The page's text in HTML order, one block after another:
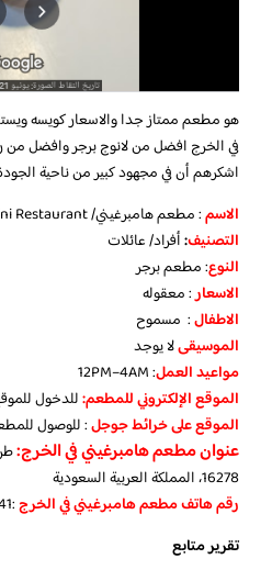
هو مطعم ممتاز جدا والاسعار كويسه
في الخرج افضل من لانوج برجر وافضل من
اشكرهم أن في مجهود كبير من ناحية
الاسم: مطعم هامبرغيني/ Hamburgini Restaurant
التصنيف:أفراد/ عائلات
النوع: مطعم برجر
الاسعار: معقوله
الاطفال: مسموح
الموسيقىلا يوجد
مواعيد العمل: 12PM–4AM
الموقع الإلكتروني للمطعم:للدخول
الموقع على خرائط جوجل: للوصول
عنوان مطعم هامبرغيني في الخرج:
16278، المملكة العربية السعودية
رقم هاتف مطعم هامبرغيني في الخرج‏:‪+966 9200 05341‬‏
تقرير متابع